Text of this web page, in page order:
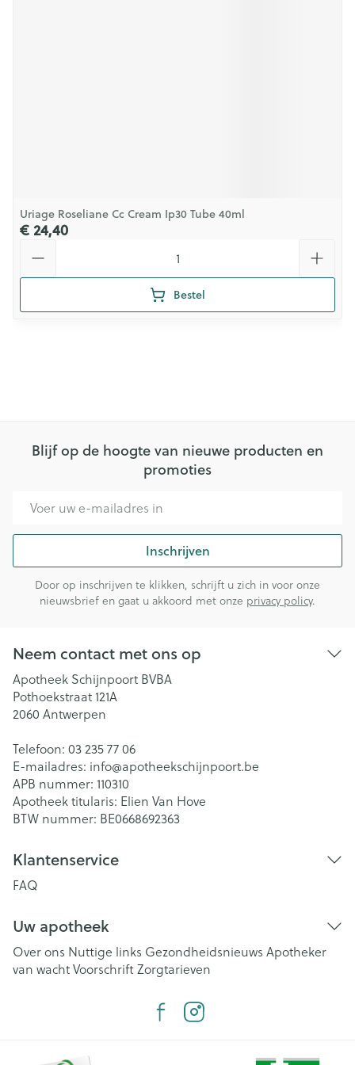
Uriage Roseliane Cc Cream Ip30 Tube 40ml
€ 24,40
Bestel
Blijf op de hoogte van nieuwe producten en
promoties
Inschrijven
Door op inschrijven te klikken, schrijft u zich in voor onze
nieuwsbrief en gaat u akkoord met onze privacy policy.
Neem contact met ons op
Apotheek Schijnpoort BVBA
Pothoekstraat 121A
2060 Antwerpen
Telefoon: 03 235 77 06
E-mailadres: info@apotheekschijnpoort.be
APB nummer: 110310
Apotheek titularis: Elien Van Hove
BTW nummer: BE0668692363
Klantenservice
FAQ
Uw apotheek
Over ons Nuttige links Gezondheidsnieuws Apotheker
van wachtVoorschriftZorgtarieven